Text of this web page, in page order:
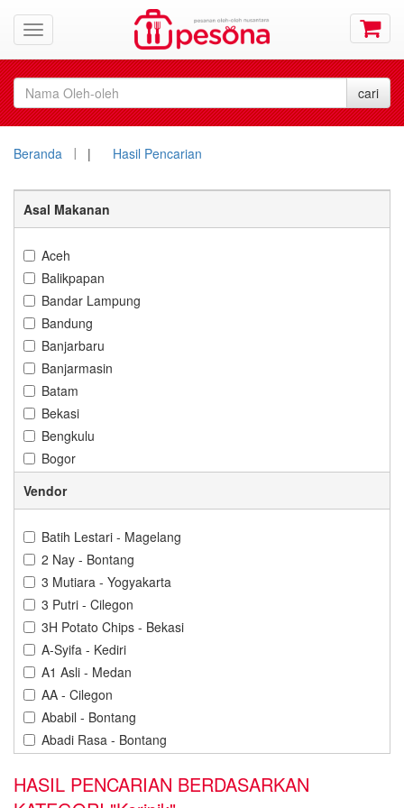
Beranda | Hasil Pencarian
Asal Makanan
Aceh
Balikpapan
Bandar Lampung
Bandung
Banjarbaru
Banjarmasin
Batam
Bekasi
Bengkulu
Bogor
Denpasar
Jakarta
Kediri
Kendari
Kuningan
Vendor
Batih Lestari - Magelang
2 Nay - Bontang
3 Mutiara - Yogyakarta
3 Putri - Cilegon
3H Potato Chips - Bekasi
A-Syifa - Kediri
A1 Asli - Medan
AA - Cilegon
Ababil - Bontang
Abadi Rasa - Bontang
Abdillah Jaya - Cilegon
HASIL PENCARIAN BERDASARKAN